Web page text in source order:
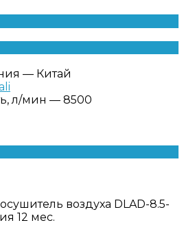
— Китай
л/мин — 8500
воздуха DLAD-8.5-
12 мес.